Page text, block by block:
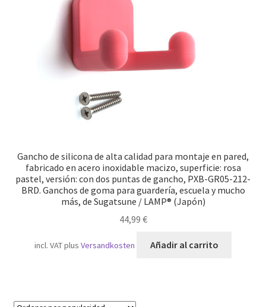
Transporte marítimo
Gancho de silicona de alta calidad para montaje en pared,
fabricado en acero inoxidable macizo, superficie: rosa
pastel, versión: con dos puntas de gancho, PXB-GR05-212-
BRD. Ganchos de goma para guardería, escuela y mucho
más, de Sugatsune / LAMP® (Japón)
44,99 €
incl. VATplus Versandkosten Añadir al carrito